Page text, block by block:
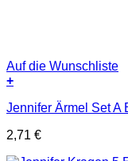
Auf die Wunschliste
+
Jennifer Ärmel Set A
2,71 €